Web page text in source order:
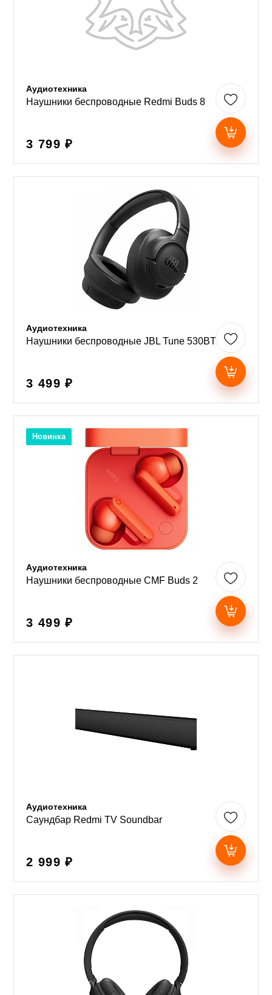
Аудиотехника
Наушники беспроводные Redmi Buds 8
3 799 ₽
Аудиотехника
Наушники беспроводные JBL Tune 530BT
3 499 ₽
Новинка
Аудиотехника
Наушники беспроводные CMF Buds 2
3 499 ₽
Аудиотехника
Саундбар Redmi TV Soundbar
2 999 ₽